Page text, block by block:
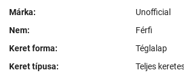
Márka:
Unofficial
Nem:
Férfi
Keret forma:
Téglalap
Keret típusa:
Teljes